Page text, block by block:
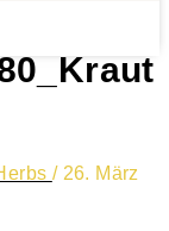
/ 26. März